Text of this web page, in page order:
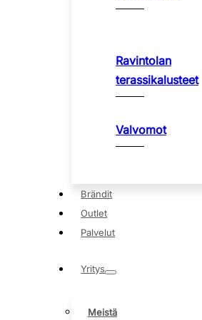
Ravintolan
terassikalusteet
Valvomot
Brändit
Outlet
Palvelut
Yritys
Meistä